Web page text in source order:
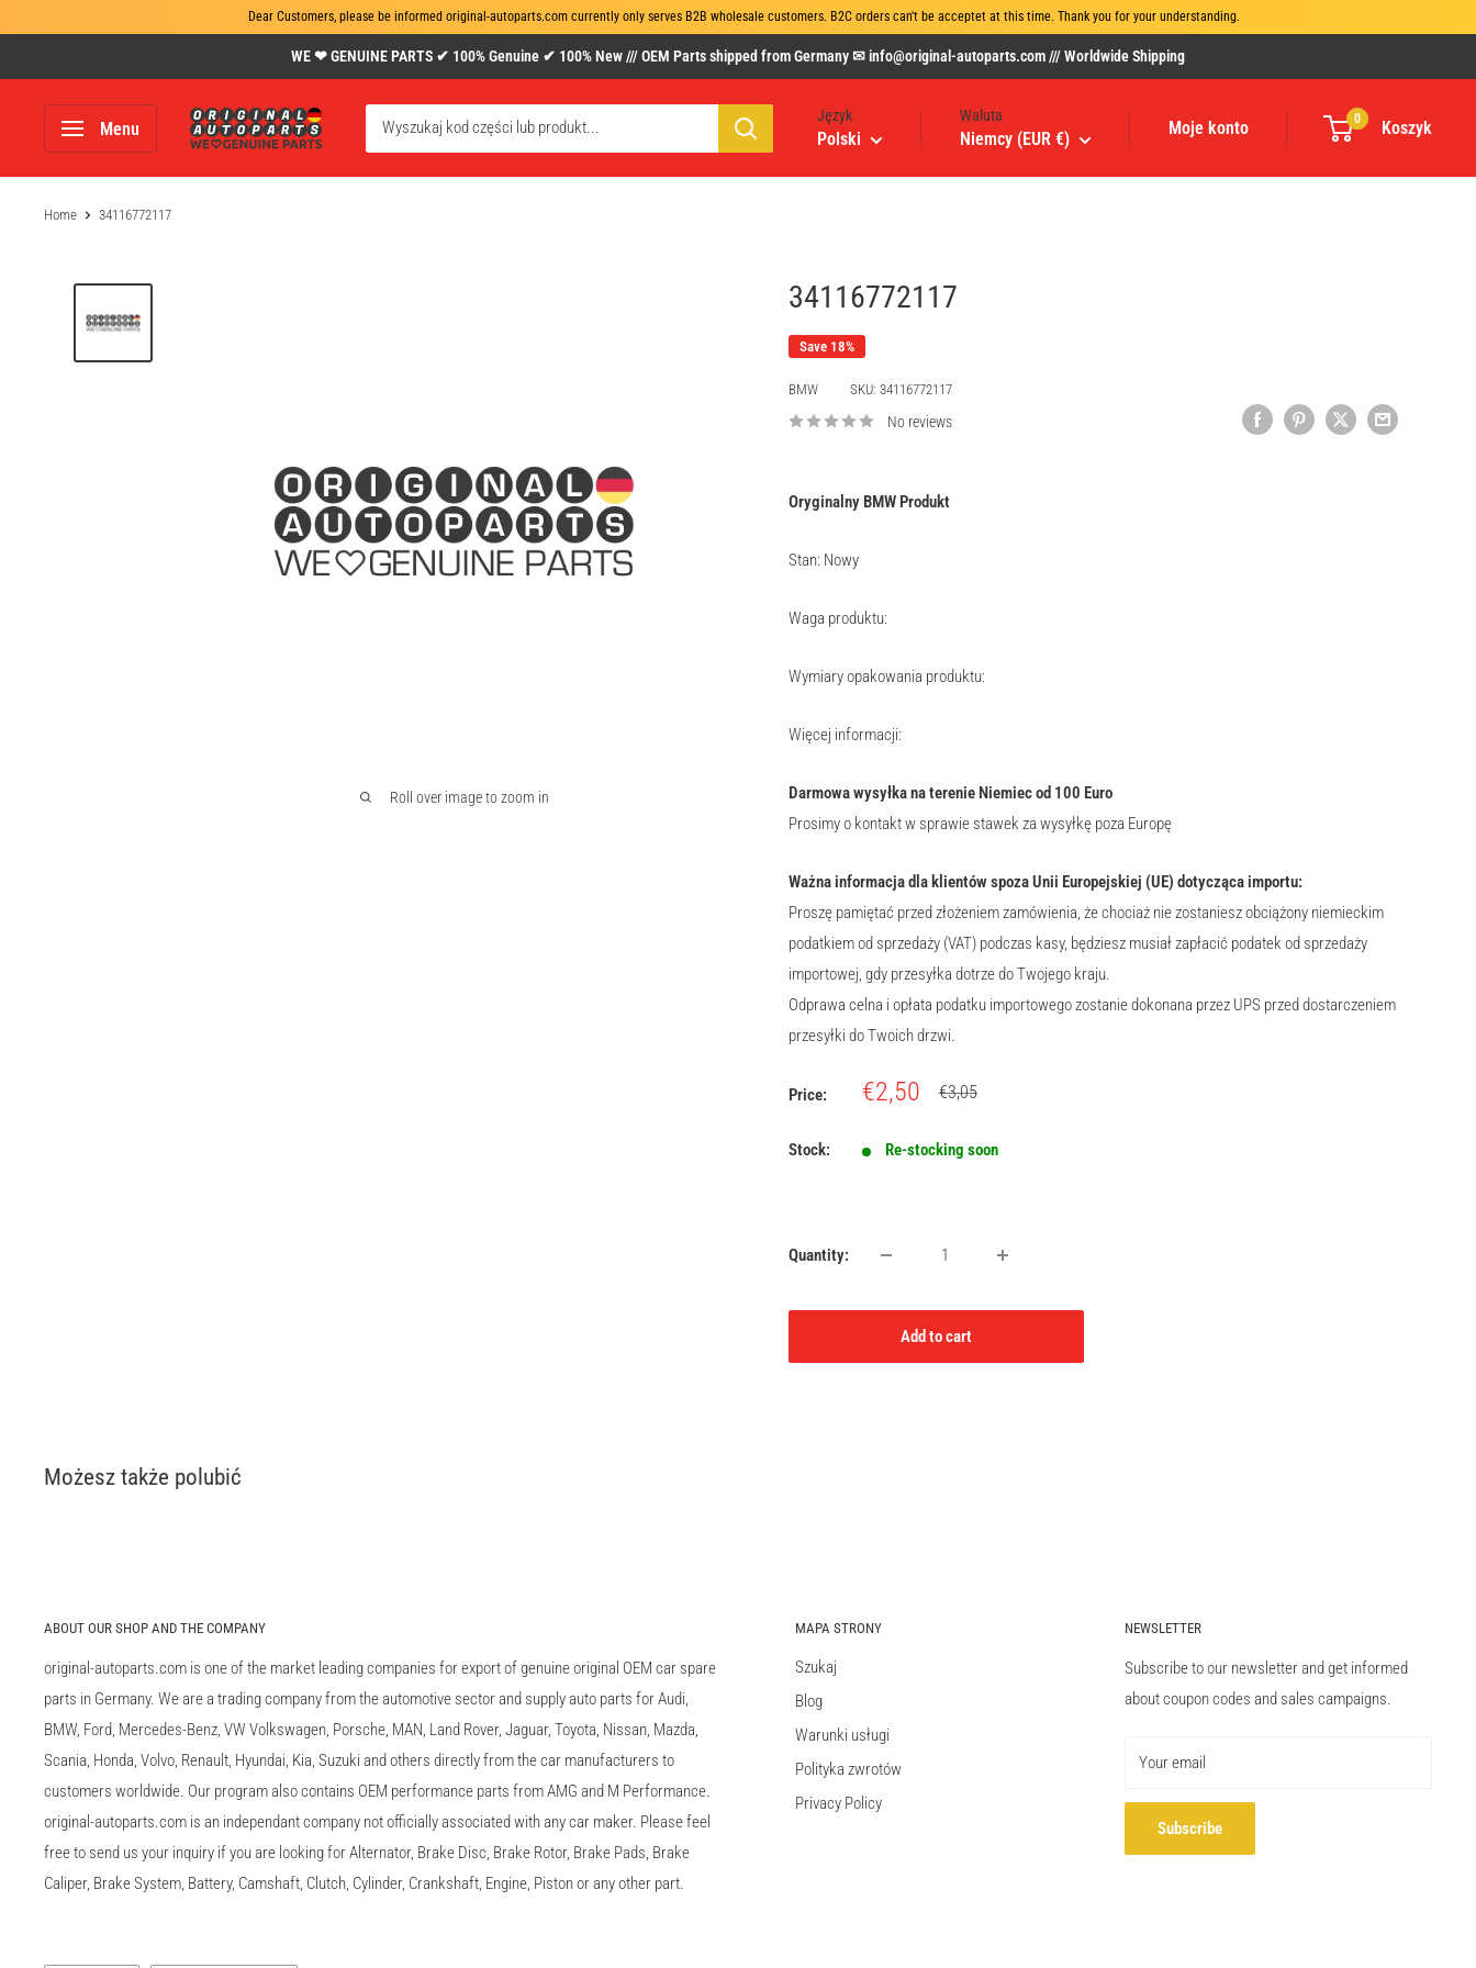
Dear Customers, please be informed original-autoparts.com currently only serves B2B wholesale customers. B2C orders can't be acceptet at this time. Thank you for your understanding.
to
content
WE ❤ GENUINE PARTS ✔ 100% Genuine ✔ 100% New /// OEM Parts shipped from Germany ✉ info@original-autoparts.com /// Worldwide Shipping
Menu
www.original-
autoparts.com
Język
Polski
Waluta
Niemcy (EUR €)
Moje konto 0 Koszyk
Home 34116772117
Roll over image to zoom in
34116772117
Save 18%
BMW SKU: 34116772117
No reviews
Oryginalny BMW Produkt
Stan: Nowy
Waga produktu:
Wymiary opakowania produktu:
Więcej informacji:
Darmowa wysyłka na terenie Niemiec od 100 Euro
Prosimy o kontakt w sprawie stawek za wysyłkę poza Europę
Ważna informacja dla klientów spoza Unii Europejskiej (UE) dotycząca importu:
Proszę pamiętać przed złożeniem zamówienia, że chociaż nie zostaniesz obciążony niemieckim
podatkiem od sprzedaży (VAT) podczas kasy, będziesz musiał zapłacić podatek od sprzedaży
importowej, gdy przesyłka dotrze do Twojego kraju.
Odprawa celna i opłata podatku importowego zostanie dokonana przez UPS przed dostarczeniem
przesyłki do Twoich drzwi.
Price:
Sale
€2,50
Regular
€3,05
Stock: Re-stocking soon
Quantity:
Add to cart
Możesz także polubić
ABOUT OUR SHOP AND THE COMPANY
original-autoparts.com is one of the market leading companies for export of genuine original OEM car spare
parts in Germany. We are a trading company from the automotive sector and supply auto parts for Audi,
BMW, Ford, Mercedes-Benz, VW Volkswagen, Porsche, MAN, Land Rover, Jaguar, Toyota, Nissan, Mazda,
Scania, Honda, Volvo, Renault, Hyundai, Kia, Suzuki and others directly from the car manufacturers to
customers worldwide. Our program also contains OEM performance parts from AMG and M Performance.
original-autoparts.com is an independant company not officially associated with any car maker. Please feel
free to send us your inquiry if you are looking for Alternator, Brake Disc, Brake Rotor, Brake Pads, Brake
Caliper, Brake System, Battery, Camshaft, Clutch, Cylinder, Crankshaft, Engine, Piston or any other part.
MAPA STRONY
Szukaj
Blog
Warunki usługi
Polityka zwrotów
Privacy Policy
NEWSLETTER
Subscribe to our newsletter and get informed
about coupon codes and sales campaigns.
Your email
Subscribe